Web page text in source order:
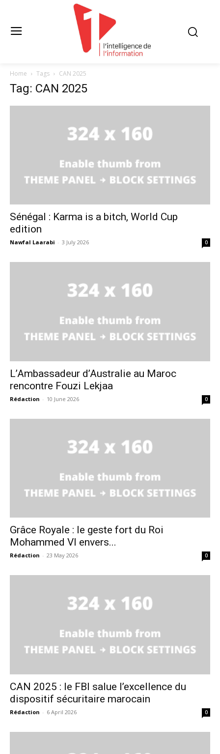
Home Tags CAN 2025
Tag: CAN 2025
Sénégal : Karma is a bitch, World Cup
edition
Nawfal Laarabi - 3 July 2026 0
L’Ambassadeur d’Australie au Maroc
rencontre Fouzi Lekjaa
Rédaction - 10 June 2026 0
Grâce Royale : le geste fort du Roi
Mohammed VI envers...
Rédaction - 23 May 2026 0
CAN 2025 : le FBI salue l’excellence du
dispositif sécuritaire marocain
Rédaction - 6 April 2026 0